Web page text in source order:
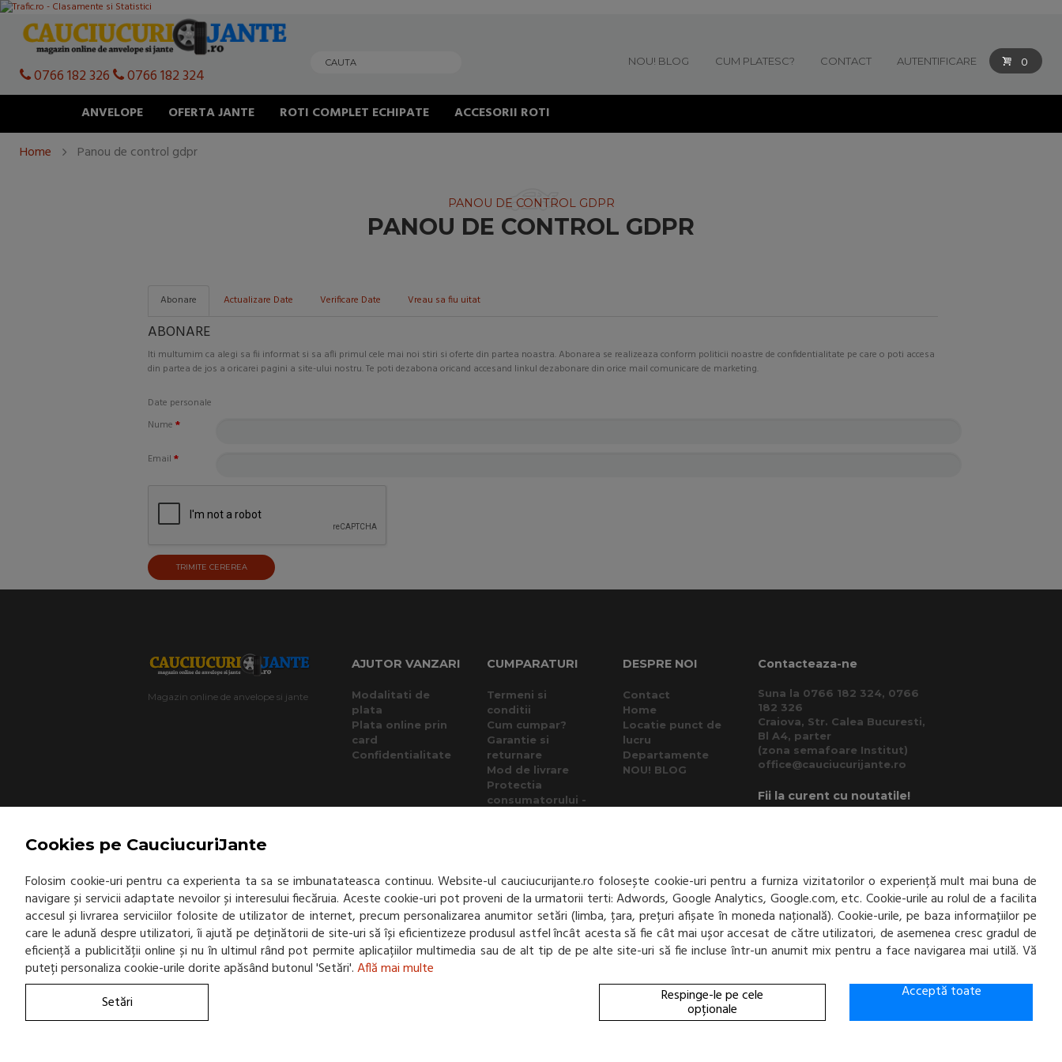
Cookies pe CauciucuriJante
Folosim cookie-uri pentru ca experienta ta sa se imbunatateasca continuu. Website-ul cauciucurijante.ro folosește cookie-uri pentru a furniza vizitatorilor o experiență mult mai buna de
navigare și servicii adaptate nevoilor și interesului fiecăruia. Aceste cookie-uri pot proveni de la urmatorii terti: Adwords, Google Analytics, Google.com, etc. Cookie-urile au rolul de a facilita
accesul și livrarea serviciilor folosite de utilizator de internet, precum personalizarea anumitor setări (limba, țara, prețuri afișate în moneda națională). Cookie-urile, pe baza informațiilor pe
care le adună despre utilizatori, îi ajută pe deținătorii de site-uri să își eficientizeze produsul astfel încât acesta să fie cât mai ușor accesat de către utilizatori, de asemenea cresc gradul de
eficiență a publicității online și nu în ultimul rând pot permite aplicațiilor multimedia sau de alt tip de pe alte site-uri să fie incluse într-un anumit mix pentru a face navigarea mai utilă. Vă
puteți personaliza cookie-urile dorite apăsând butonul 'Setări'.Află mai multe
Setări
Respinge-le pe cele
opționale
Acceptă toate
0766 182 326 0766 182 324
NOU! BLOG CUM PLATESC? CONTACT 0
AUTENTIFICARE
ANVELOPE OFERTA JANTE ROTI COMPLET ECHIPATE
ACCESORII ROTI
Home
Panou de control gdpr
PANOU DE CONTROL GDPR
PANOU DE CONTROL GDPR
Abonare Actualizare Date Verificare Date Vreau sa fiu uitat
ABONARE
Iti multumim ca alegi sa fii informat si sa afli primul cele mai noi stiri si oferte din partea noastra. Abonarea se realizeaza conform politicii noastre de confidentialitate pe care o poti accesa
din partea de jos a oricarei pagini a site-ului nostru. Te poti dezabona oricand accesand linkul dezabonare din orice mail comunicare de marketing.
Date personale
Nume *
Email *
Magazin online de anvelope si jante
AJUTOR VANZARI
Modalitati de
plata
Plata online prin
card
Confidentialitate
CUMPARATURI
Termeni si
conditii
Cum cumpar?
Garantie si
returnare
Mod de livrare
Protectia
consumatorului -
DESPRE NOI
Contact
Home
Locatie punct de
lucru
Departamente
NOU! BLOG
Contacteaza-ne
Suna la 0766 182 324, 0766
182 326
Craiova, Str. Calea Bucuresti,
Bl A4, parter
(zona semafoare Institut)
office@cauciucurijante.ro
Fii la curent cu noutatile!